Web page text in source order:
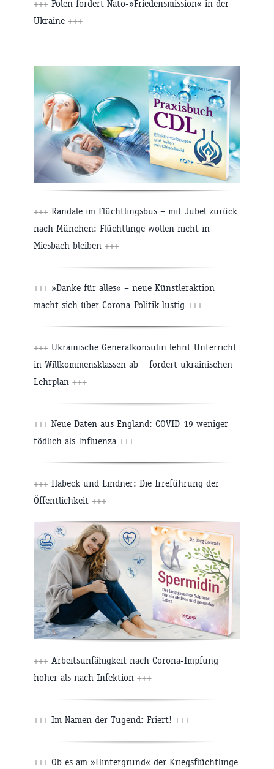
+++ Polen fordert Nato-»Friedensmission« in der
Ukraine +++
+++ Randale im Flüchtlingsbus – mit Jubel zurück
nach München: Flüchtlinge wollen nicht in
Miesbach bleiben +++
+++ »Danke für alles« – neue Künstleraktion
macht sich über Corona-Politik lustig +++
+++ Ukrainische Generalkonsulin lehnt Unterricht
in Willkommensklassen ab – fordert ukrainischen
Lehrplan +++
+++ Neue Daten aus England: COVID-19 weniger
tödlich als Influenza +++
+++ Habeck und Lindner: Die Irreführung der
Öffentlichkeit +++
+++ Arbeitsunfähigkeit nach Corona-Impfung
höher als nach Infektion +++
+++ Im Namen der Tugend: Friert! +++
+++ Ob es am »Hintergrund« der Kriegsflüchtlinge